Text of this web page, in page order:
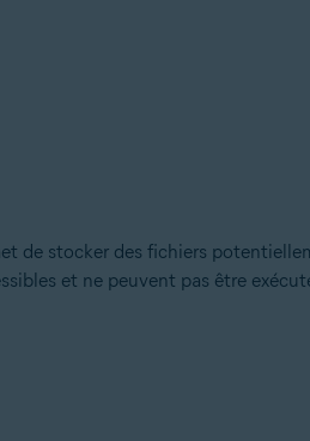
de stocker des fichiers
et ne peuvent pas être